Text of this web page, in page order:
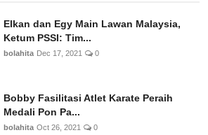
Elkan dan Egy Main Lawan Malaysia,
Ketum PSSI: Tim...
bolahita Dec 17, 2021 0
Bobby Fasilitasi Atlet Karate Peraih
Medali Pon Pa...
bolahita Oct 26, 2021 0